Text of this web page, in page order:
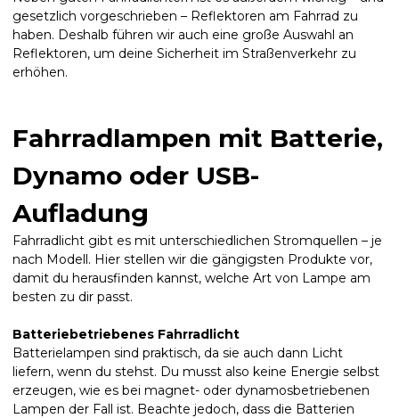
gesetzlich vorgeschrieben – Reflektoren am Fahrrad zu
haben. Deshalb führen wir auch eine große Auswahl an
Reflektoren, um deine Sicherheit im Straßenverkehr zu
erhöhen.
Fahrradlampen mit Batterie,
Dynamo oder USB-
Aufladung
Fahrradlicht gibt es mit unterschiedlichen Stromquellen – je
nach Modell. Hier stellen wir die gängigsten Produkte vor,
damit du herausfinden kannst, welche Art von Lampe am
besten zu dir passt.
Batteriebetriebenes Fahrradlicht
Batterielampen sind praktisch, da sie auch dann Licht
liefern, wenn du stehst. Du musst also keine Energie selbst
erzeugen, wie es bei magnet- oder dynamosbetriebenen
Lampen der Fall ist. Beachte jedoch, dass die Batterien